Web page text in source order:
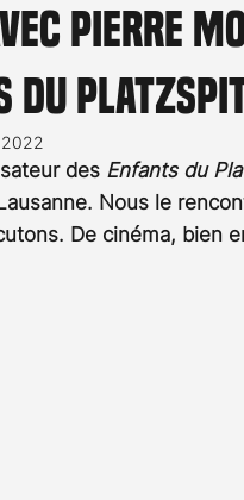
TV Stéfanie
Pierre
du
2022
des Enfants du
Nous le
De cinéma, bien